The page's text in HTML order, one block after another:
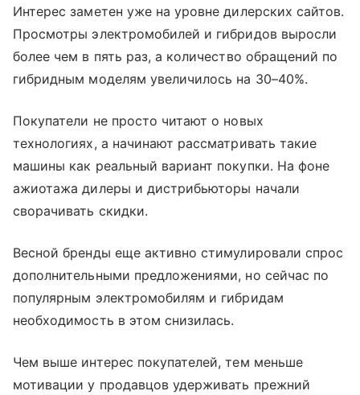
Интерес заметен уже на уровне дилерских сайтов.
Просмотры электромобилей и гибридов выросли
более чем в пять раз, а количество обращений по
гибридным моделям увеличилось на 30–40%.
Покупатели не просто читают о новых
технологиях, а начинают рассматривать такие
машины как реальный вариант покупки. На фоне
ажиотажа дилеры и дистрибьюторы начали
сворачивать скидки.
Весной бренды еще активно стимулировали спрос
дополнительными предложениями, но сейчас по
популярным электромобилям и гибридам
необходимость в этом снизилась.
Чем выше интерес покупателей, тем меньше
мотивации у продавцов удерживать прежний